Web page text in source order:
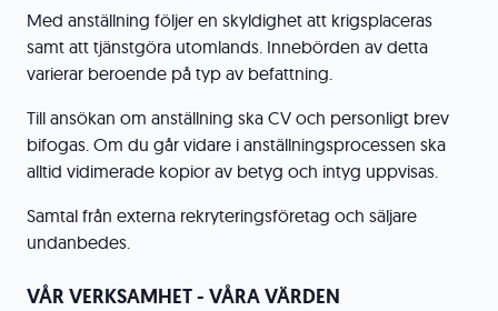
Med anställning följer en skyldighet att krigsplaceras
samt att tjänstgöra utomlands. Innebörden av detta
varierar beroende på typ av befattning.
Till ansökan om anställning ska CV och personligt brev
bifogas. Om du går vidare i anställningsprocessen ska
alltid vidimerade kopior av betyg och intyg uppvisas.
Samtal från externa rekryteringsföretag och säljare
undanbedes.
VÅR VERKSAMHET - VÅRA VÄRDEN